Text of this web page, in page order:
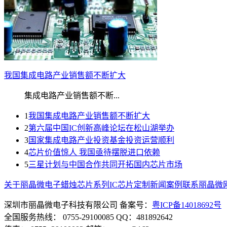
我国集成电路产业销售额不断扩大
集成电路产业销售额不断...
1我国集成电路产业销售额不断扩大
2第六届中国IC创新高峰论坛在松山湖举办
3国家集成电路产业投资基金投资运营顺利
4芯片价值惊人 我国亟待摆脱进口依赖
5三星计划与中国合作共同开拓国内芯片市场
关于丽晶微电子蜡烛芯片系列 IC芯片定制 新闻案例 联系丽晶微
深圳市丽晶微电子科技有限公司 备案号： 粤ICP备14018692号
全国服务热线： 0755-29100085 QQ：481892642